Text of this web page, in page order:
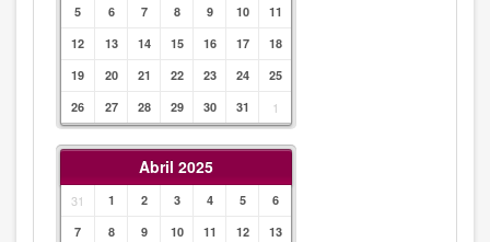
5 6 7 8 9 10
11
12
13 14 15 16 17
18
19
20 21 22 23 24
25
26
27 28 29 30 31 1
Abril 2025
31 1 2 3 4 5
6
7
8 9 10 11 12
13